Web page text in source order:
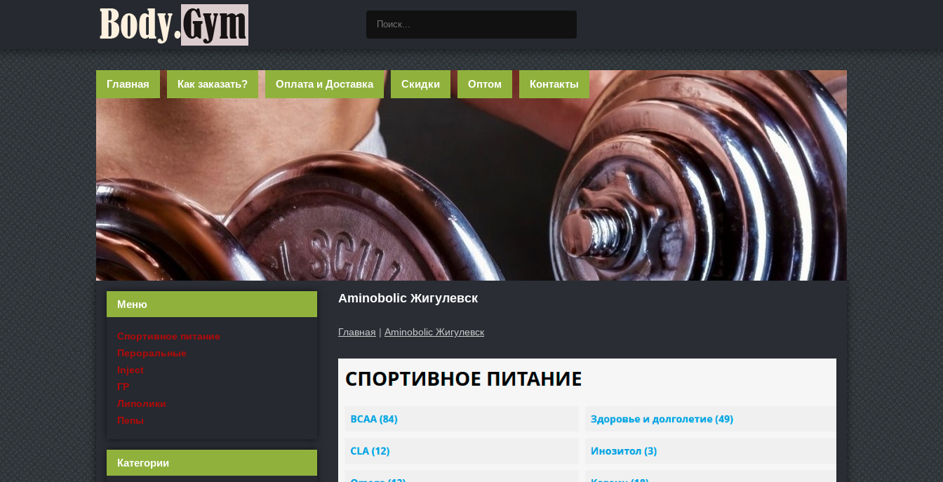
Главная Как заказать? Оплата и Доставка Скидки Оптом Контакты
Aminobolic Жигулевск
Главная | Aminobolic Жигулевск
Меню
Спортивное питание
Пероральные
Inject
ГР
Липолики
Пепы
Категории